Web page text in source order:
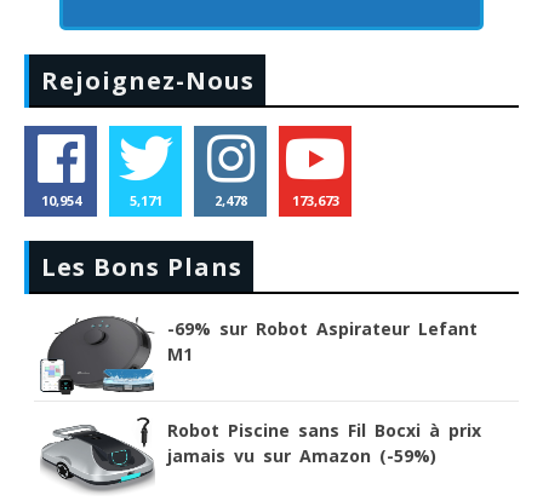
Rejoignez-Nous
10,954 5,171 2,478 173,673
Les Bons Plans
-69% sur Robot Aspirateur Lefant
M1
Robot Piscine sans Fil Bocxi à prix
jamais vu sur Amazon (-59%)